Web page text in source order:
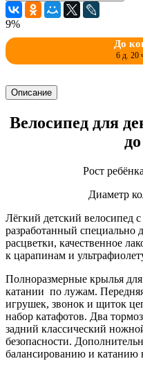
9%
До
6 д. 20
Описание
Велосипед для
Рост
Диаметр
Лёгкий детский велосипед
разработанный специально
расцветки, качественное
к царапинам и
Полноразмерные крылья
катании по лужам.
игрушек, звонок и щиток
набор катафотов. Два
задний классический
безопасности.
балансированию и катанию